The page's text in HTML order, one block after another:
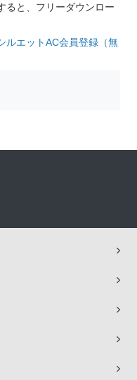
ると、フリーダウンロー
ルエットAC会員登録（無